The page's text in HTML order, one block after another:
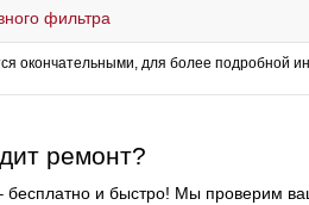
фильтра
окончательными, для более подробной
ремонт?
бесплатно и быстро! Мы проверим